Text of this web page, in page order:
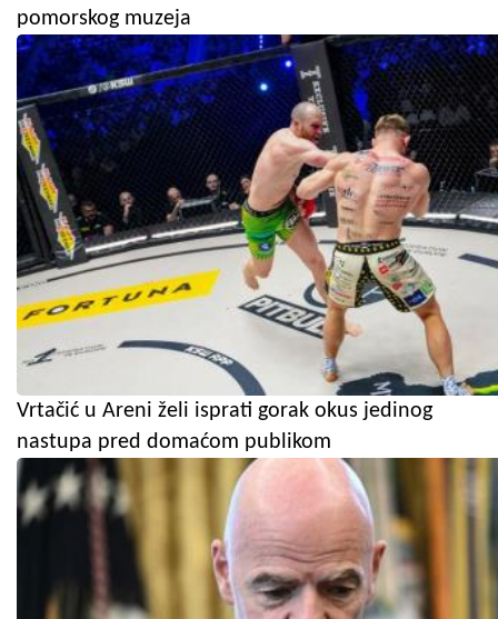
pomorskog muzeja
Vrtačić u Areni želi isprati gorak okus jedinog
nastupa pred domaćom publikom